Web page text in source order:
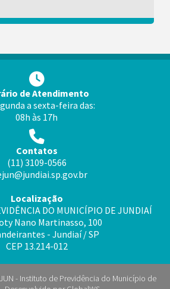
de Atendimento
a sexta-feira das:
08h às 17h
Contatos
(11) 3109-0566
Localização
DO MUNICÍPIO DE JUNDIAÍ
Nano Martinasso, 100
- Jundiaí / SP
CEP 13.214-012
- Instituto de Previdência do Município de